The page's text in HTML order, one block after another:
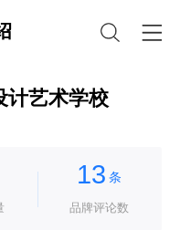
计艺术学校
13 条
品牌评论数